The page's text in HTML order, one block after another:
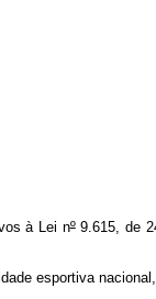
à Lei nº9.615, de
esportiva